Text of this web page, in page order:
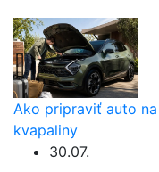
Ako pripraviť auto
kvapaliny
30.07.